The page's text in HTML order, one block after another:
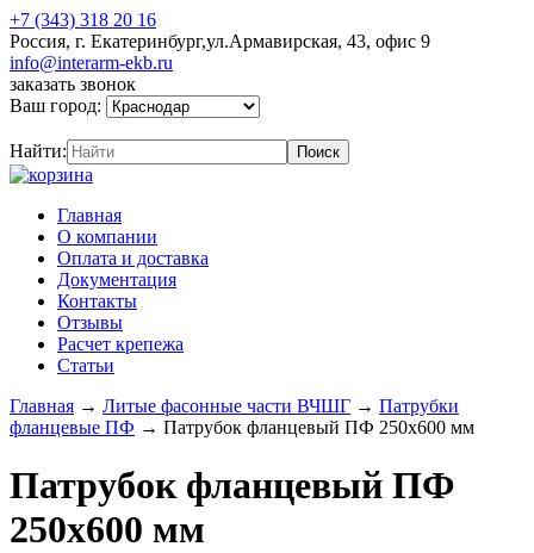
+7 (343) 318 20 16
Россия, г. Екатеринбург,ул.Армавирская, 43, офис 9
info@interarm-ekb.ru
заказать звонок
Ваш город:
Найти:
Главная
О компании
Оплата и доставка
Документация
Контакты
Отзывы
Расчет крепежа
Статьи
Главная → Литые фасонные части ВЧШГ → Патрубки
фланцевые ПФ → Патрубок фланцевый ПФ 250х600 мм
Патрубок фланцевый ПФ
250х600 мм